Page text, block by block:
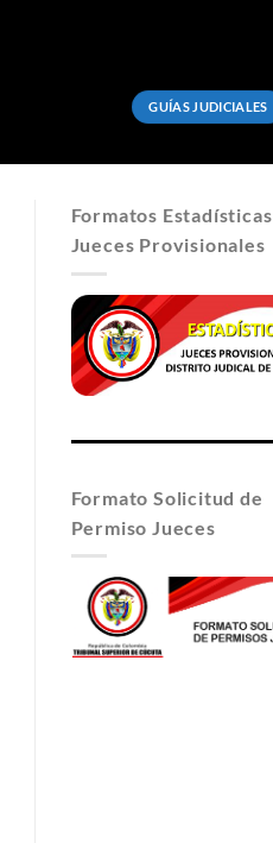
GUÍAS JUDICIALES
Formatos Estadísticas
Jueces Provisionales
Formato Solicitud de
Permiso Jueces